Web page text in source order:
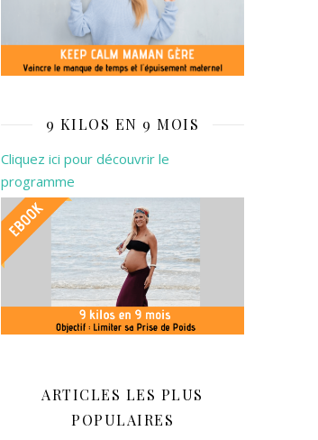
9 KILOS EN 9 MOIS
Cliquez ici pour découvrir le
programme
ARTICLES LES PLUS
POPULAIRES